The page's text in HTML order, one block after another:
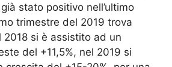
stato positivo nell’ultimo
trimestre del 2019 trova
2018 si è assistito ad un
del +11,5%, nel 2019 si